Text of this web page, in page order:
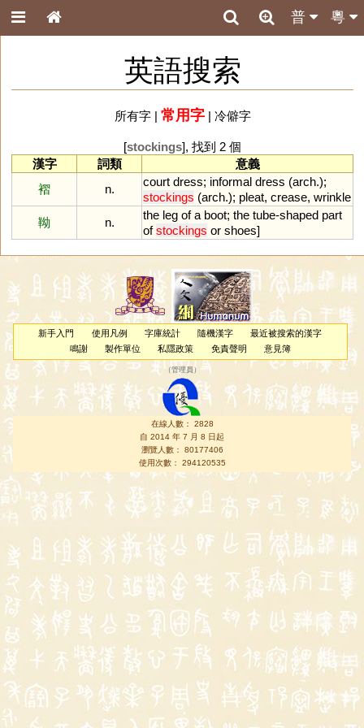
粵
普
英語搜索
所有字| 常用字| 冷僻字
[stockings], 找到 2 個
漢字
詞類
意義
褶
n.
court dress; informal dress (arch.);
stockings (arch.); pleat, crease, wrinkle
靿
n.
the leg of a boot; the tube-shaped part
of stockings or shoes]
新手入門 使用凡例 字庫統計 隨機漢字
最近被搜索的漢字
鳴謝
製作單位 私隱政策 免責聲明 意見簿
（管理員 ）
在線人數： 2828
自 2014 年 7 月 8 日起
瀏覽人數： 80177406
使用次數： 294120535